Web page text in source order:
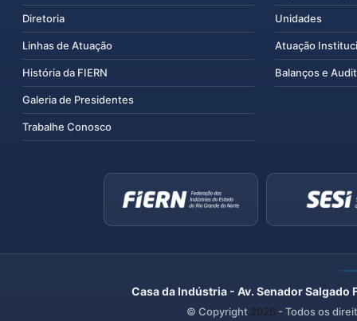
Diretoria
Linhas de Atuação
História da FIERN
Galeria de Presidentes
Trabalhe Conosco
Unidades
Atuação
Balanços e
Casa da Indústria - Av. Senador
© Copyright 2026 - Todos os